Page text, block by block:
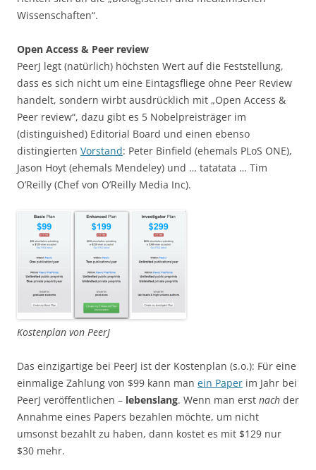
Wissenschaften“.
Open Access & Peer review
PeerJ legt (natürlich) höchsten Wert auf die Feststellung,
dass es sich nicht um eine Eintagsfliege ohne Peer Review
handelt, sondern wirbt ausdrücklich mit „Open Access &
Peer review“, dazu gibt es 5 Nobelpreisträger im
(distinguished) Editorial Board und einen ebenso
distingierten Vorstand: Peter Binfield (ehemals PLoS ONE),
Jason Hoyt (ehemals Mendeley) und … tatatata … Tim
O’Reilly (Chef von O’Reilly Media Inc).
Kostenplan von PeerJ
Das einzigartige bei PeerJ ist der Kostenplan (s.o.): Für eine
einmalige Zahlung von $99 kann man ein Paper im Jahr bei
PeerJ veröffentlichen – lebenslang. Wenn man erst nach der
Annahme eines Papers bezahlen möchte, um nicht
umsonst bezahlt zu haben, dann kostet es mit $129 nur
$30 mehr.